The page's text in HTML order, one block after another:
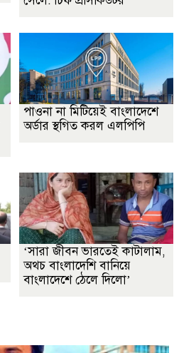
পাওনা না মিটিয়েই বাংলাদেশে
অর্ডার স্থগিত করল এলপিপি
‘সারা জীবন ভারতেই কাটালাম,
অথচ বাংলাদেশি বানিয়ে
বাংলাদেশে ঠেলে দিলো’